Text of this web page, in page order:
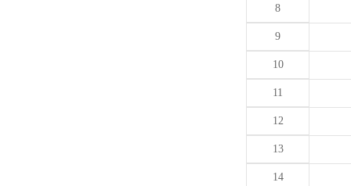
8
9
10
11
12
13
14